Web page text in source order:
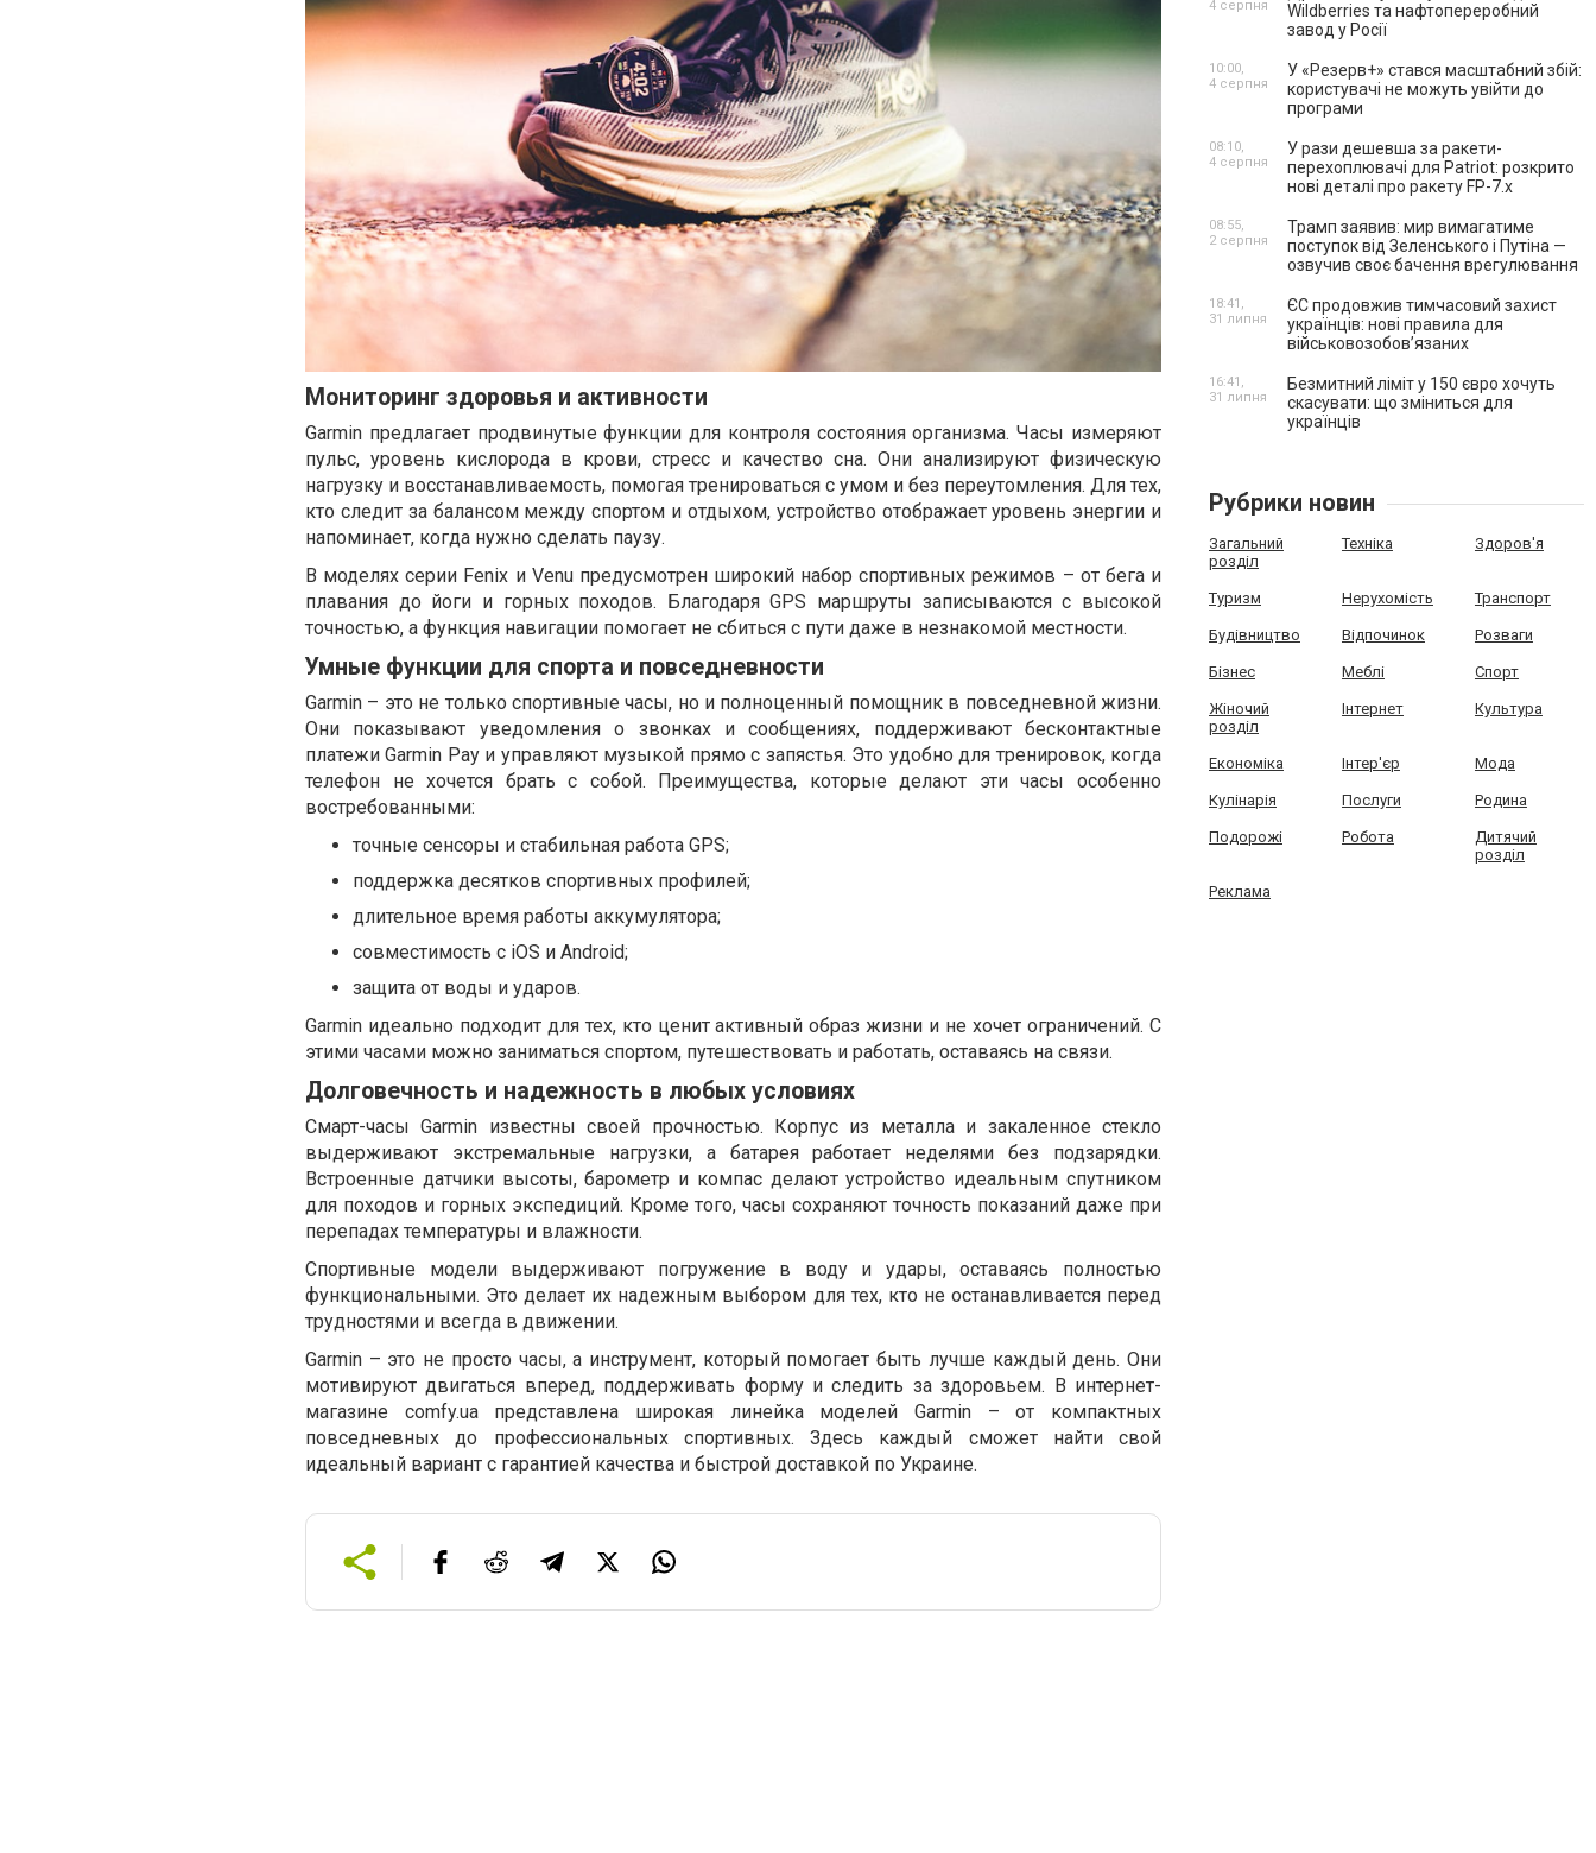
Мониторинг здоровья и активности
Garmin предлагает продвинутые функции для контроля состояния организма. Часы измеряют
пульс, уровень кислорода в крови, стресс и качество сна. Они анализируют физическую
нагрузку и восстанавливаемость, помогая тренироваться с умом и без переутомления. Для тех,
кто следит за балансом между спортом и отдыхом, устройство отображает уровень энергии и
напоминает, когда нужно сделать паузу.
В моделях серии Fenix и Venu предусмотрен широкий набор спортивных режимов – от бега и
плавания до йоги и горных походов. Благодаря GPS маршруты записываются с высокой
точностью, а функция навигации помогает не сбиться с пути даже в незнакомой местности.
Умные функции для спорта и повседневности
Garmin – это не только спортивные часы, но и полноценный помощник в повседневной жизни.
Они показывают уведомления о звонках и сообщениях, поддерживают бесконтактные
платежи Garmin Pay и управляют музыкой прямо с запястья. Это удобно для тренировок, когда
телефон не хочется брать с собой. Преимущества, которые делают эти часы особенно
востребованными:
точные сенсоры и стабильная работа GPS;
поддержка десятков спортивных профилей;
длительное время работы аккумулятора;
совместимость с iOS и Android;
защита от воды и ударов.
Garmin идеально подходит для тех, кто ценит активный образ жизни и не хочет ограничений. С
этими часами можно заниматься спортом, путешествовать и работать, оставаясь на связи.
Долговечность и надежность в любых условиях
Смарт-часы Garmin известны своей прочностью. Корпус из металла и закаленное стекло
выдерживают экстремальные нагрузки, а батарея работает неделями без подзарядки.
Встроенные датчики высоты, барометр и компас делают устройство идеальным спутником
для походов и горных экспедиций. Кроме того, часы сохраняют точность показаний даже при
перепадах температуры и влажности.
Спортивные модели выдерживают погружение в воду и удары, оставаясь полностью
функциональными. Это делает их надежным выбором для тех, кто не останавливается перед
трудностями и всегда в движении.
Garmin – это не просто часы, а инструмент, который помогает быть лучше каждый день. Они
мотивируют двигаться вперед, поддерживать форму и следить за здоровьем. В интернет-
магазине comfy.ua представлена широкая линейка моделей Garmin – от компактных
повседневных до профессиональных спортивных. Здесь каждый сможет найти свой
идеальный вариант с гарантией качества и быстрой доставкой по Украине.
Wildberries та нафтопереробний
завод у Росії
4 серпня
У «Резерв+» стався масштабний збій:
користувачі не можуть увійти до
програми
10:00,
4 серпня
У рази дешевша за ракети-
перехоплювачі для Patriot: розкрито
нові деталі про ракету FP-7.x
08:10,
4 серпня
Трамп заявив: мир вимагатиме
поступок від Зеленського і Путіна —
озвучив своє бачення врегулювання
08:55,
2 серпня
ЄС продовжив тимчасовий захист
українців: нові правила для
військовозобов’язаних
18:41,
31 липня
Безмитний ліміт у 150 євро хочуть
скасувати: що зміниться для
українців
16:41,
31 липня
Рубрики новин
Загальний
розділ
Техніка Здоров'я
Туризм Нерухомість Транспорт
Будівництво Відпочинок Розваги
Бізнес Меблі Спорт
Жіночий
розділ
Інтернет Культура
Економіка Інтер'єр Мода
Кулінарія Послуги Родина
Подорожі Робота
Дитячий
розділ
Реклама